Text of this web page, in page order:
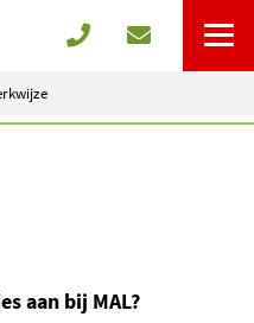
aan bij MAL?